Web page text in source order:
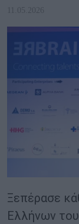
11.05.2026
Ξεπέρασε
Ελλήνων